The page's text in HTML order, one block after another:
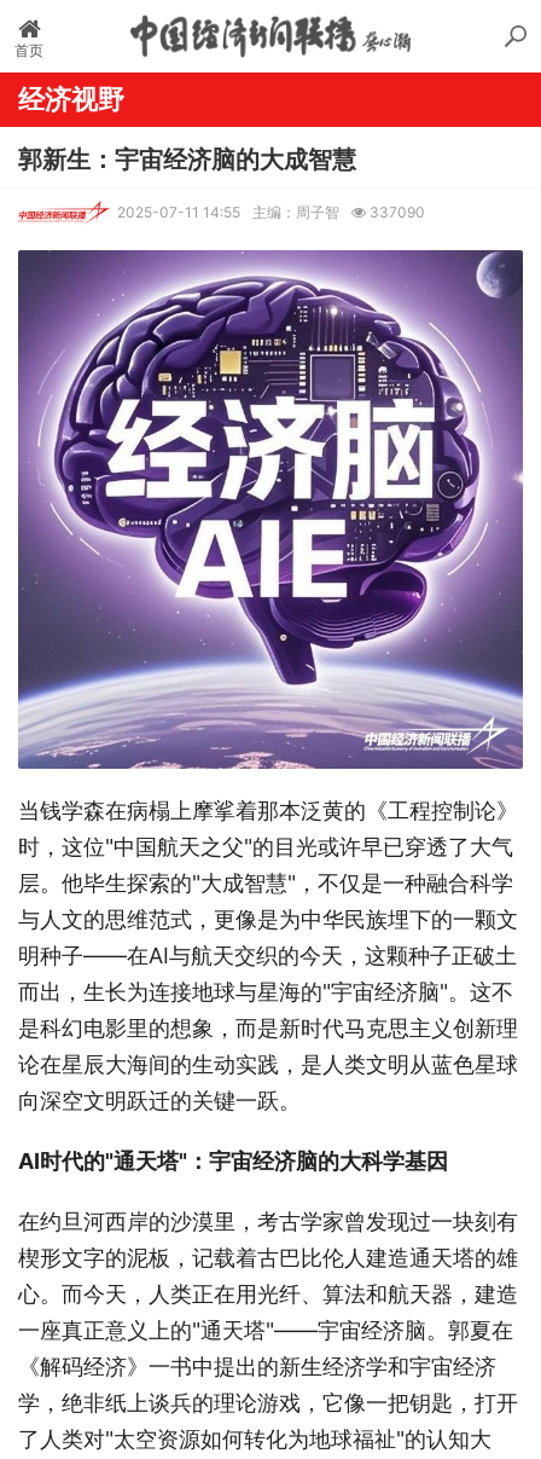
首页
经济视野
郭新生：宇宙经济脑的大成智慧
2025-07-11 14:55 主编：周子智 337090
当钱学森在病榻上摩挲着那本泛黄的《工程控制论》
时，这位"中国航天之父"的目光或许早已穿透了大气
层。他毕生探索的"大成智慧"，不仅是一种融合科学
与人文的思维范式，更像是为中华民族埋下的一颗文
明种子——在AI与航天交织的今天，这颗种子正破土
而出，生长为连接地球与星海的"宇宙经济脑"。这不
是科幻电影里的想象，而是新时代马克思主义创新理
论在星辰大海间的生动实践，是人类文明从蓝色星球
向深空文明跃迁的关键一跃。
AI时代的"通天塔"：宇宙经济脑的大科学基因
在约旦河西岸的沙漠里，考古学家曾发现过一块刻有
楔形文字的泥板，记载着古巴比伦人建造通天塔的雄
心。而今天，人类正在用光纤、算法和航天器，建造
一座真正意义上的"通天塔"——宇宙经济脑。郭夏在
《解码经济》一书中提出的新生经济学和宇宙经济
学，绝非纸上谈兵的理论游戏，它像一把钥匙，打开
了人类对"太空资源如何转化为地球福祉"的认知大